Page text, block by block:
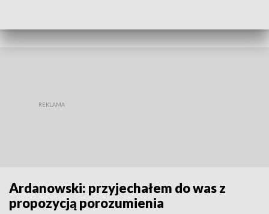
Ardanowski: przyjechałem do was z
propozycją porozumienia